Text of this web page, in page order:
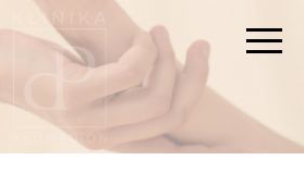
| ZABIEGI DLA MĘŻCZYZN LIFTING TWARZY